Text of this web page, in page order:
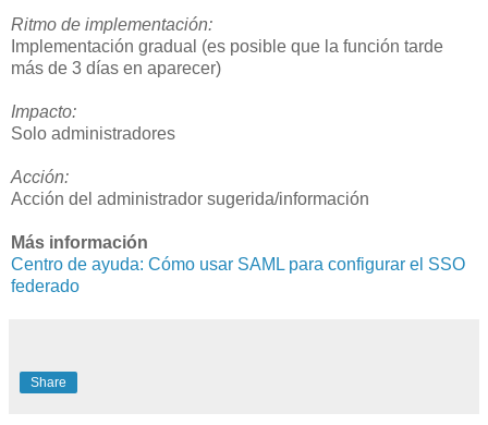
Ritmo de implementación:
Implementación gradual (es posible que la función tarde
más de 3 días en aparecer)
Impacto:
Solo administradores
Acción:
Acción del administrador sugerida/información
Más información
Centro de ayuda: Cómo usar SAML para configurar el SSO
federado
Share